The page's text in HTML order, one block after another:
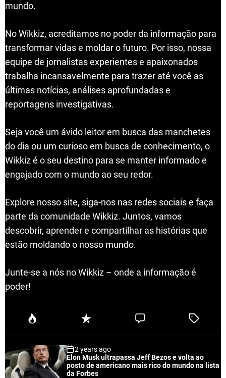
mundo.
No Wikkiz, acreditamos no poder da informação para
transformar vidas e moldar o futuro. Por isso, nossa
equipe de jornalistas experientes e apaixonados
trabalha incansavelmente para trazer até você as
últimas notícias, análises aprofundadas e
reportagens investigativas.
Seja você um ávido leitor em busca das manchetes
do dia ou um curioso em busca de conhecimento, o
Wikkiz é o seu destino para se manter informado e
engajado com o mundo ao seu redor.
Explore nosso site, siga-nos nas redes sociais e faça
parte da comunidade Wikkiz. Juntos, vamos
descobrir, aprender e compartilhar as histórias que
estão moldando o nosso mundo.
Junte-se a nós no Wikkiz – onde a informação é
poder!
P
u
a
R
e
n
t
C
e
T
e
2 years ago
Elon Musk ultrapassa Jeff Bezos e volta ao
posto de americano mais rico do mundo na lista
da Forbes